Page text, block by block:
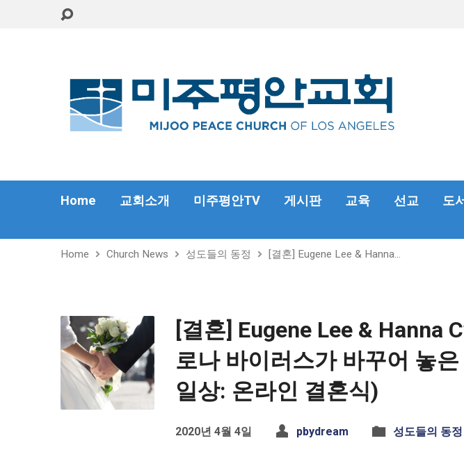
Home 교회소개 미주평안TV 게시판 교육 선교 도
Home Church News 성도들의 동정 [결혼] Eugene Lee & Hanna…
[결혼] Eugene Lee & Hanna
로나 바이러스가 바꾸어 놓
일상: 온라인 결혼식)
2020년 4월 4일 pbydream 성도들의 동정